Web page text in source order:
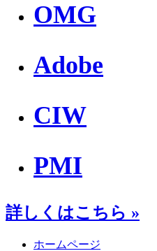
OMG
Adobe
CIW
PMI
詳しくはこちら »
ホームページ